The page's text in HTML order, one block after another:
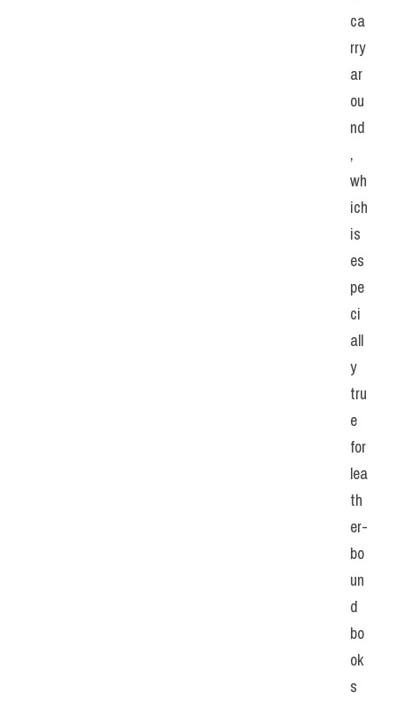
ca
rry
ar
ou
nd
,
wh
ich
is
es
pe
ci
all
y
tru
e
for
lea
th
er-
bo
un
d
bo
ok
s